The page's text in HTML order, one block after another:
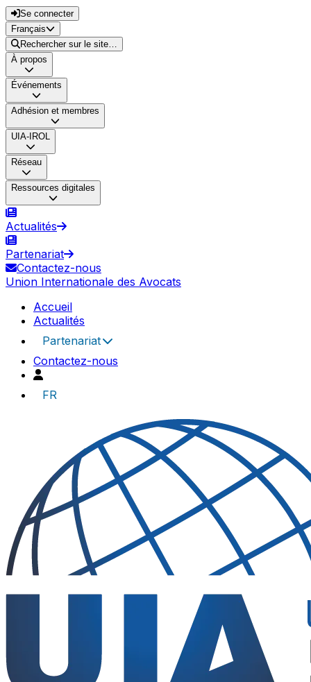
Se connecter
Français
Rechercher sur le site…
À propos
Événements
Adhésion et membres
UIA-IROL
Réseau
Ressources digitales
Actualités
Partenariat
Contactez-nous
Union Internationale des Avocats
Accueil
Actualités
Partenariat
Contactez-nous
FR